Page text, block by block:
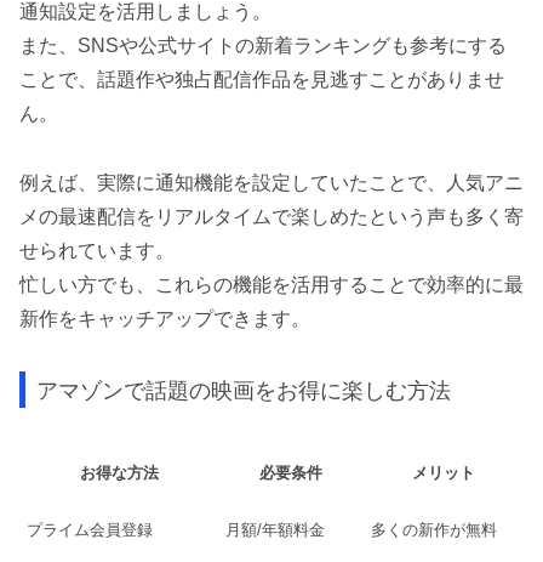
通知設定を活用しましょう。
また、SNSや公式サイトの新着ランキングも参考にする
ことで、話題作や独占配信作品を見逃すことがありませ
ん。
例えば、実際に通知機能を設定していたことで、人気アニ
メの最速配信をリアルタイムで楽しめたという声も多く寄
せられています。
忙しい方でも、これらの機能を活用することで効率的に最
新作をキャッチアップできます。
アマゾンで話題の映画をお得に楽しむ方法
お得な方法 必要条件 メリット
プライム会員登録 月額/年額料金 多くの新作が無料